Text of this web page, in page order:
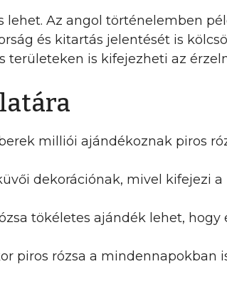
Az angol történelemben
és kitartás jelentését is
is kifejezheti az
milliói ajándékoznak piros
dekorációnak, mivel kifejezi
tökéletes ajándék lehet,
piros rózsa a mindennapokban